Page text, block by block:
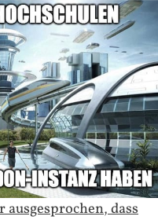
ausgesprochen, dass